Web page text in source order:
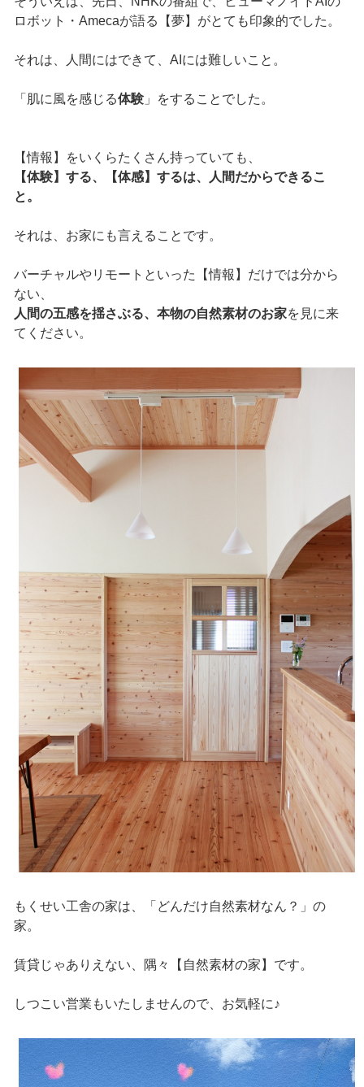
ロボット・Amecaが語る【夢】がとても印象的でした。
それは、人間にはできて、AIには難しいこと。
「肌に風を感じる体験」をすることでした。
【情報】をいくらたくさん持っていても、
【体験】する、【体感】するは、人間だからできるこ
と。
それは、お家にも言えることです。
バーチャルやリモートといった【情報】だけでは分から
ない、
人間の五感を揺さぶる、本物の自然素材のお家を見に来
てください。
もくせい工舎の家は、「どんだけ自然素材なん？」の
家。
賃貸じゃありえない、隅々【自然素材の家】です。
しつこい営業もいたしませんので、お気軽に♪